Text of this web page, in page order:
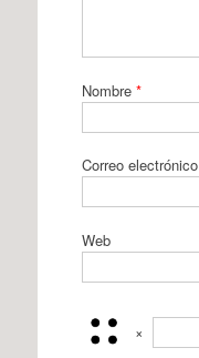
Nombre *
Correo electrónico
Web
×